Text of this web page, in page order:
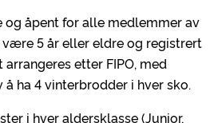
og åpent for alle medlemmer av
være 5 år eller eldre og registrert
arrangeres etter FIPO, med
ha 4 vinterbrodder i hver sko.
i hver aldersklasse (Junior,